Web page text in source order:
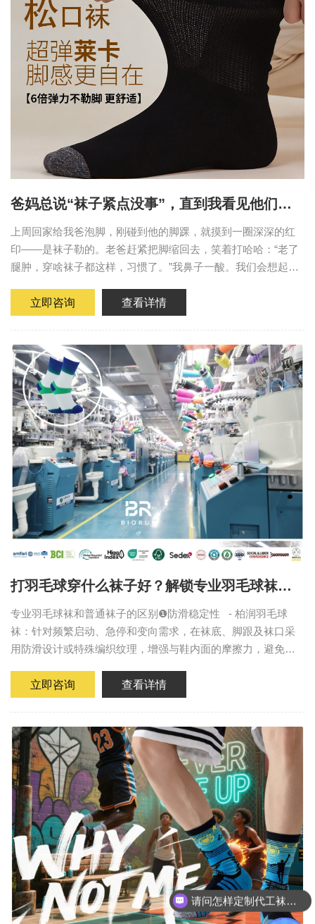
爸妈总说“袜子紧点没事”，直到我看见他们脚
踝上的勒痕…
上周回家给我爸泡脚，刚碰到他的脚踝，就摸到一圈深深的红
印——是袜子勒的。老爸赶紧把脚缩回去，笑着打哈哈：“老了
腿肿，穿啥袜子都这样，习惯了。”我鼻子一酸。我们会想起给
屈，藏在一双30块钱...
立即咨询 查看详情
打羽毛球穿什么袜子好？解锁专业羽毛球袜和
普通袜子有什么区别！柏润运动袜工厂助您抢
占运动装备市场
专业羽毛球袜和普通袜子的区别❶防滑稳定性 - 柏润羽毛球
袜：针对频繁启动、急停和变向需求，在袜底、脚跟及袜口采
用防滑设计或特殊编织纹理，增强与鞋内面的摩擦力，避免滑
立即咨询
查看详情
请问怎样定制代工袜子呢